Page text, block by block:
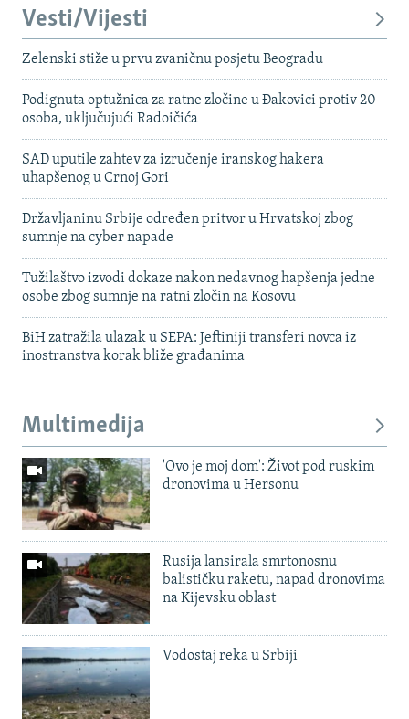
Vesti/Vijesti
Zelenski stiže u prvu zvaničnu posjetu Beogradu
Podignuta optužnica za ratne zločine u Đakovici protiv 20
osoba, uključujući Radoičića
SAD uputile zahtev za izručenje iranskog hakera
uhapšenog u Crnoj Gori
Državljaninu Srbije određen pritvor u Hrvatskoj zbog
sumnje na cyber napade
Tužilaštvo izvodi dokaze nakon nedavnog hapšenja jedne
osobe zbog sumnje na ratni zločin na Kosovu
BiH zatražila ulazak u SEPA: Jeftiniji transferi novca iz
inostranstva korak bliže građanima
Multimedija
'Ovo je moj dom': Život pod ruskim
dronovima u Hersonu
Rusija lansirala smrtonosnu
balističku raketu, napad dronovima
na Kijevsku oblast
Vodostaj reka u Srbiji